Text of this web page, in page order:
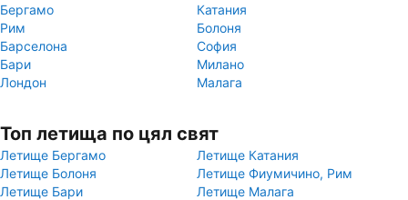
Бергамо
Катания
Рим
Болоня
Барселона
София
Бари
Милано
Лондон
Малага
Топ летища по цял свят
Летище Бергамо
Летище Катания
Летище Болоня
Летище Фиумичино, Рим
Летище Бари
Летище Малага